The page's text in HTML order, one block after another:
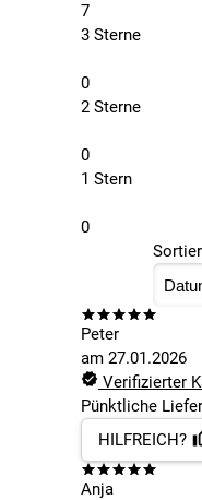
7
3 Sterne
0
2 Sterne
0
1 Stern
0
Peter
am 27.01.2026
Verifizierter
Pünktliche
HILFREICH?
Anja